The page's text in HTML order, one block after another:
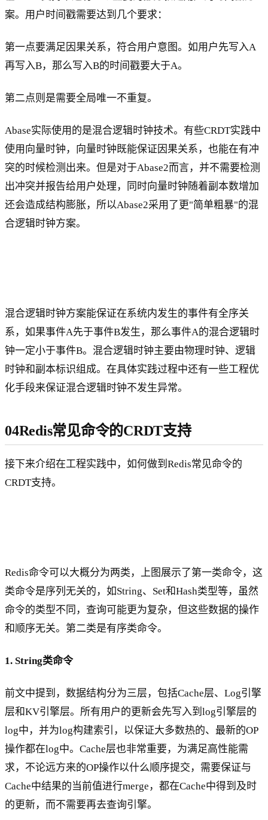
案。用户时间戳需要达到几个要求：
第一点要满足因果关系，符合用户意图。如用户先写入A
再写入B，那么写入B的时间戳要大于A。
第二点则是需要全局唯一不重复。
Abase实际使用的是混合逻辑时钟技术。有些CRDT实践中
使用向量时钟，向量时钟既能保证因果关系，也能在有冲
突的时候检测出来。但是对于Abase2而言，并不需要检测
出冲突并报告给用户处理，同时向量时钟随着副本数增加
还会造成结构膨胀，所以Abase2采用了更"简单粗暴"的混
合逻辑时钟方案。
混合逻辑时钟方案能保证在系统内发生的事件有全序关
系，如果事件A先于事件B发生，那么事件A的混合逻辑时
钟一定小于事件B。混合逻辑时钟主要由物理时钟、逻辑
时钟和副本标识组成。在具体实践过程中还有一些工程优
化手段来保证混合逻辑时钟不发生异常。
04Redis常见命令的CRDT支持
接下来介绍在工程实践中，如何做到Redis常见命令的
CRDT支持。
Redis命令可以大概分为两类，上图展示了第一类命令，这
类命令是序列无关的，如String、Set和Hash类型等，虽然
命令的类型不同，查询可能更为复杂，但这些数据的操作
和顺序无关。第二类是有序类命令。
1. String类命令
前文中提到，数据结构分为三层，包括Cache层、Log引擎
层和KV引擎层。所有用户的更新会先写入到log引擎层的
log中，并为log构建索引，以保证大多数热的、最新的OP
操作都在log中。Cache层也非常重要，为满足高性能需
求，不论远方来的OP操作以什么顺序提交，需要保证与
Cache中结果的当前值进行merge，都在Cache中得到及时
的更新，而不需要再去查询引擎。